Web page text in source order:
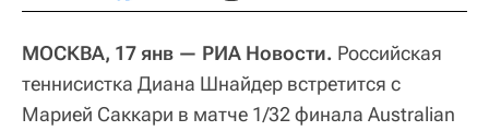
МОСКВА, 17 янв — РИА Новости. Российская
теннисистка Диана Шнайдер встретится с
Марией Саккари в матче 1/32 финала Australian